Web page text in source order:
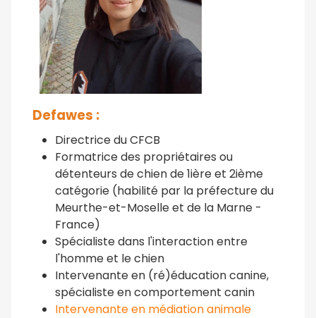
Defawes :
Directrice du CFCB
Formatrice des propriétaires ou
détenteurs de chien de 1ière et 2ième
catégorie (habilité par la préfecture du
Meurthe-et-Moselle et de la Marne -
France)
Spécialiste dans l'interaction entre
l'homme et le chien
Intervenante en (ré)éducation canine,
spécialiste en comportement canin
Intervenante en médiation animale